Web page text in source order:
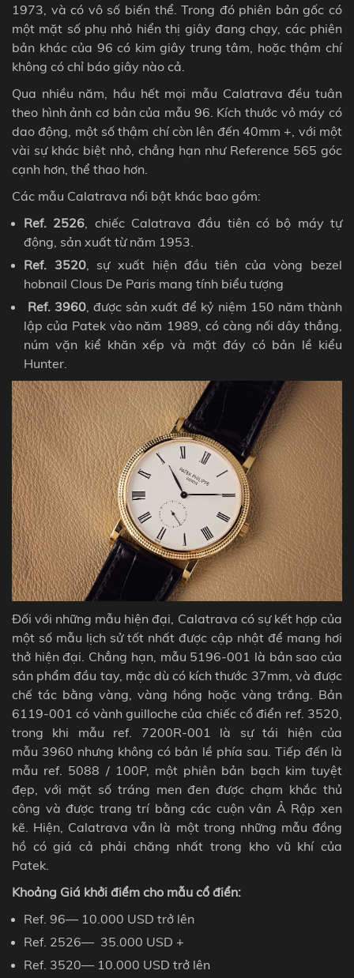
1973, và có vô số biến thể. Trong đó phiên bản gốc có
một mặt số phụ nhỏ hiển thị giây đang chạy, các phiên
bản khác của 96 có kim giây trung tâm, hoặc thậm chí
không có chỉ báo giây nào cả.
Qua nhiều năm, hầu hết mọi mẫu Calatrava đều tuân
theo hình ảnh cơ bản của mẫu 96. Kích thước vỏ máy có
dao động, một số thậm chí còn lên đến 40mm +, với một
vài sự khác biệt nhỏ, chẳng hạn như Reference 565 góc
cạnh hơn, thể thao hơn.
Các mẫu Calatrava nổi bật khác bao gồm:
Ref. 2526 , chiếc Calatrava đầu tiên có bộ máy tự
động, sản xuất từ năm 1953.
Ref. 3520, sự xuất hiện đầu tiên của vòng bezel
hobnail Clous De Paris mang tính biểu tượng
Ref. 3960 , được sản xuất để kỷ niệm 150 năm thành
lập của Patek vào năm 1989, có càng nối dây thẳng,
núm vặn kiể khăn xếp và mặt đáy có bản lề kiểu
Hunter.
Đối với những mẫu hiện đại, Calatrava có sự kết hợp của
một số mẫu lịch sử tốt nhất được cập nhật để mang hơi
thở hiện đại. Chẳng hạn, mẫu 5196-001 là bản sao của
sản phẩm đầu tay, mặc dù có kích thước 37mm, và được
chế tác bằng vàng, vàng hồng hoặc vàng trắng. Bản
6119-001 có vành guilloche của chiếc cổ điển ref. 3520,
trong khi mẫu ref. 7200R-001 là sự tái hiện của
mẫu 3960 nhưng không có bản lề phía sau. Tiếp đến là
mẫu ref. 5088 / 100P, một phiên bản bạch kim tuyệt
đẹp, với mặt số tráng men đen được chạm khắc thủ
công và được trang trí bằng các cuộn vân Ả Rập xen
kẽ. Hiện, Calatrava vẫn là một trong những mẫu đồng
hồ có giá cả phải chăng nhất trong kho vũ khí của
Patek.
Khoảng Giá khởi điểm cho mẫu cổ điển:
Ref. 96— 10.000 USD trở lên
Ref. 2526— 35.000 USD +
Ref. 3520— 10.000 USD trở lên